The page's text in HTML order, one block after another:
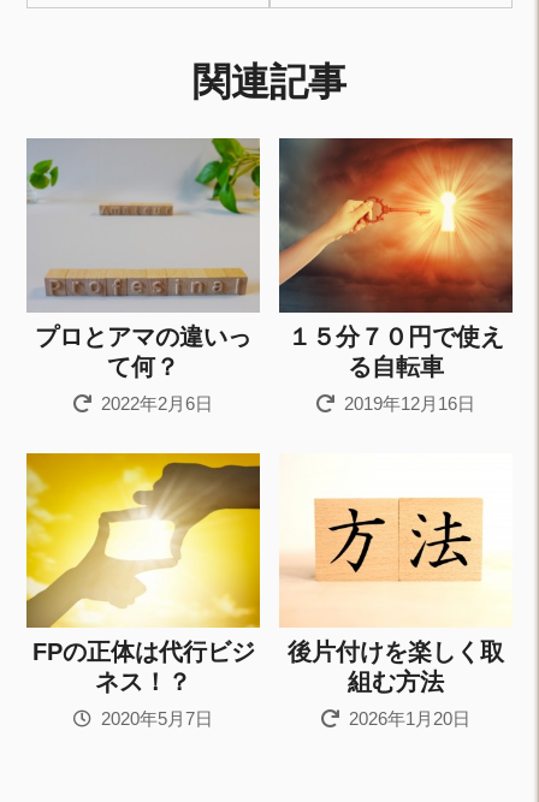
関連記事
プロとアマの違いっ
て何？
2022年2月6日
１５分７０円で使え
る自転車
2019年12月16日
FPの正体は代行ビジ
ネス！？
2020年5月7日
後片付けを楽しく取
組む方法
2026年1月20日